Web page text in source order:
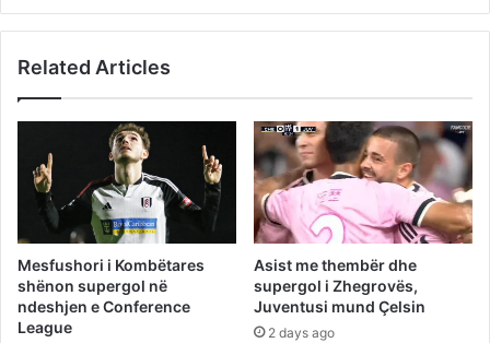
Related Articles
Mesfushori i Kombëtares
shënon supergol në
ndeshjen e Conference
League
Asist me thembër dhe
supergol i Zhegrovës,
Juventusi mund Çelsin
2 days ago